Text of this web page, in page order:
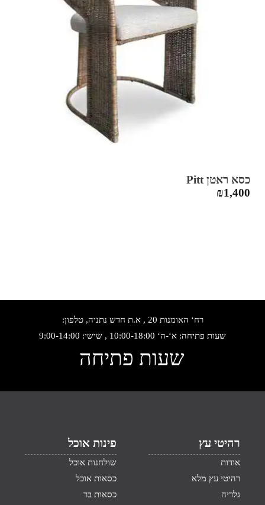
כסא ראטן Pitt
₪1,400
רח‘ האומנות 20 , א.ת חדש נתניה, טלפון:
שעות פתיחה: א‘-ה‘ 10:00-18:00 , שישי: 9:00-14:00
שעות פתיחה
רהיטי עץ
אודות
רהיטי עץ מלא
גלריה
פינות אוכל
שולחנות אוכל
כסאות אוכל
כסאות בר